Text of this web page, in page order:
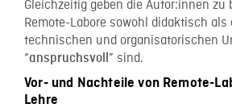
Gleichzeitig geben die Autor:innen zu
Remote-Labore sowohl didaktisch als
technischen und organisatorischen
“anspruchsvoll ” sind.
Vor- und Nachteile von Remote-
Lehre